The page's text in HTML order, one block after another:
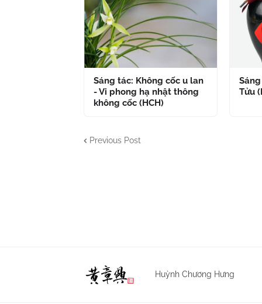
Sáng tác: Không cốc u lan
- Vi phong hạ nhật thông
không cốc (HCH)
Tửu
Previous Post
Huỳnh Chương Hưng